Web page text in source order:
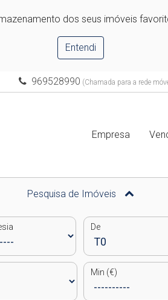
dos seus imóveis
Entendi
969528990 (Chamada para a rede
Empresa
Pesquisa de Imóveis
De
Min (€)